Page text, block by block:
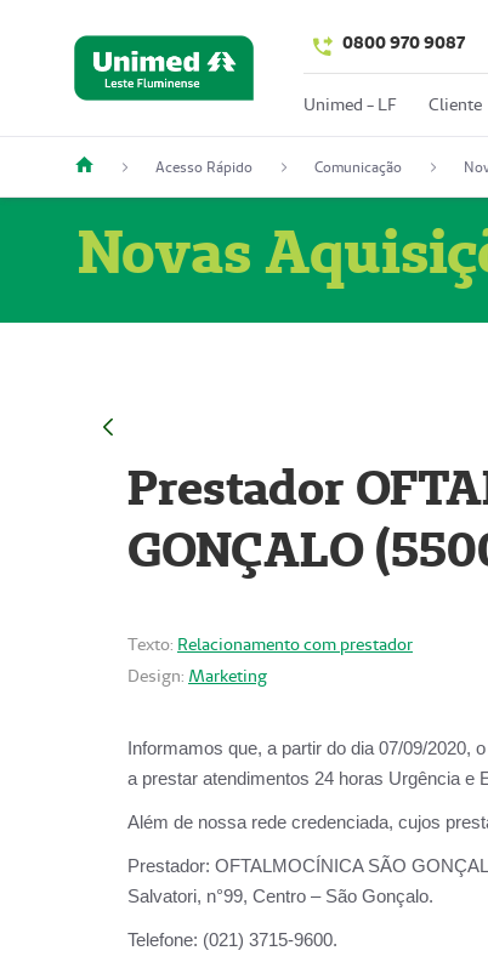
0800 970 9087
Unimed - LF Cliente
Acesso Rápido Comunicação
Novas
Prestador
GONÇALO
Texto: Relacionamento com prestador
Design: Marketing
Informamos que, a partir do dia 07/09/2020,
a prestar atendimentos 24 horas Urgência e
Além de nossa rede credenciada, cujos
Prestador:
Salvatori, n°99, Centro – São Gonçalo.
Telefone: (021) 3715-9600.